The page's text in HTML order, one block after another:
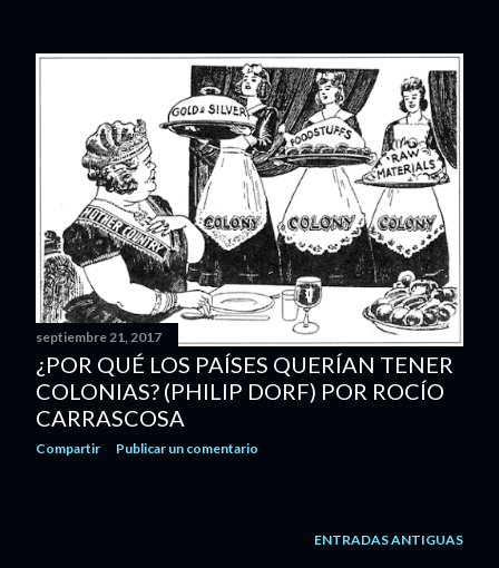
septiembre 21, 2017
¿POR QUÉ LOS PAÍSES QUERÍAN TENER
COLONIAS? (PHILIP DORF) POR ROCÍO
CARRASCOSA
Compartir Publicar un comentario
ENTRADAS ANTIGUAS